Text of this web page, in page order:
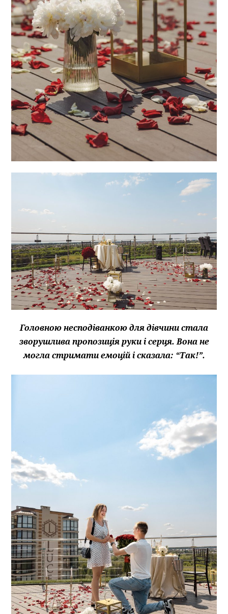
Головною несподіванкою для дівчини стала
зворушлива пропозиція руки і серця. Вона не
могла стримати емоцій і сказала: “Так!”.